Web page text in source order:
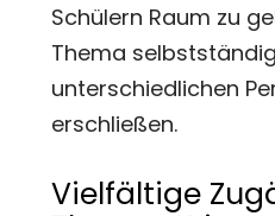
Schülern Raum zu
Thema
unterschiedlichen
erschließen.
Vielfältige